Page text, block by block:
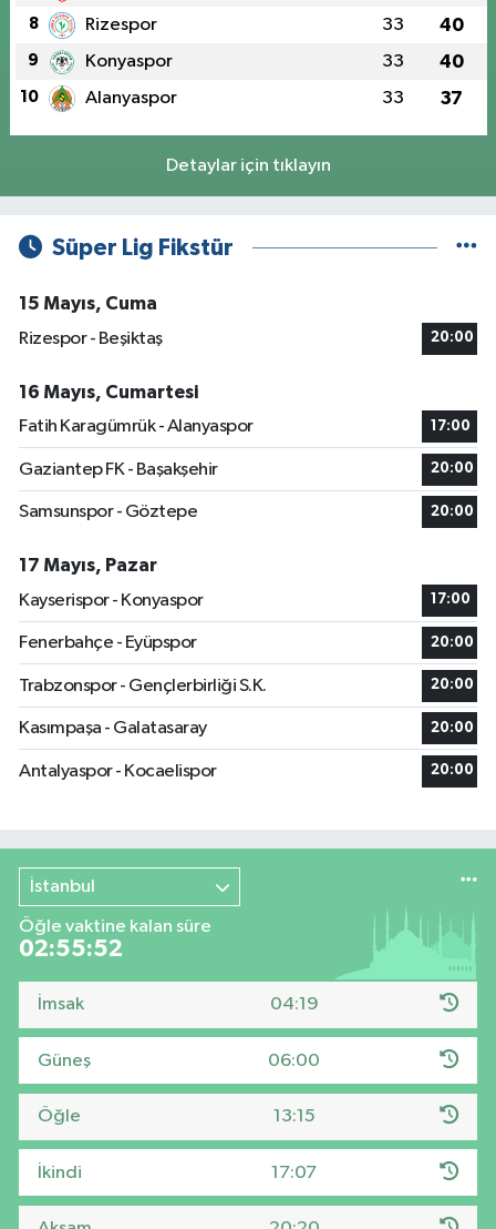
8 Rizespor 33 40
9 Konyaspor 33 40
10 Alanyaspor 33 37
Detaylar için tıklayın
Süper Lig Fikstür
15 Mayıs, Cuma
Rizespor - Beşiktaş
20:00
16 Mayıs, Cumartesi
Fatih Karagümrük - Alanyaspor
17:00
Gaziantep FK - Başakşehir 20:00
Samsunspor - Göztepe 20:00
17 Mayıs, Pazar
Kayserispor - Konyaspor
17:00
Fenerbahçe - Eyüpspor 20:00
Trabzonspor - Gençlerbirliği S.K. 20:00
Kasımpaşa - Galatasaray 20:00
Antalyaspor - Kocaelispor 20:00
İstanbul
Öğle vaktine kalan süre
02:55:51
İmsak 04:19
Güneş 06:00
Öğle 13:15
İkindi 17:07